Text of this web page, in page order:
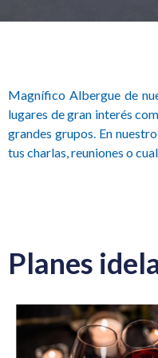
Magnífico Albergue de
lugares de gran interés
grandes grupos. En
tus charlas, reuniones o
Planes